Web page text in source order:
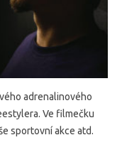
adrenalinového
Ve filmečku
sportovní akce atd.